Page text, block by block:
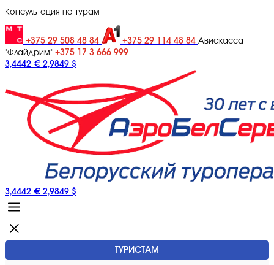
Консультация по турам
+375 29 508 48 84 +375 29 114 48 84 Авиакасса
"Флайдрим" +375 17 3 666 999
3,4442 € 2,9849 $
3,4442 € 2,9849 $
ТУРИСТАМ